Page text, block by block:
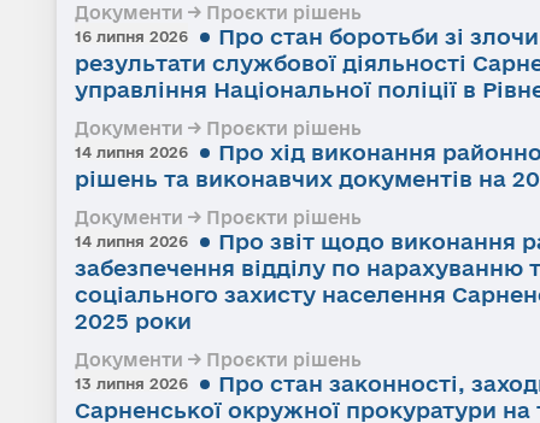
Документи → Проєкти рішень
16 липня 2026
Про стан боротьби зі
результати службової діяльності
управління Національної поліції в
Документи → Проєкти рішень
14 липня 2026
Про хід виконання
рішень та виконавчих документів на
Документи → Проєкти рішень
14 липня 2026
Про звіт щодо виконання
забезпечення відділу по нарахуванню
соціального захисту населення
2025 роки
Документи → Проєкти рішень
13 липня 2026
Про стан законності,
Сарненської окружної прокуратури на